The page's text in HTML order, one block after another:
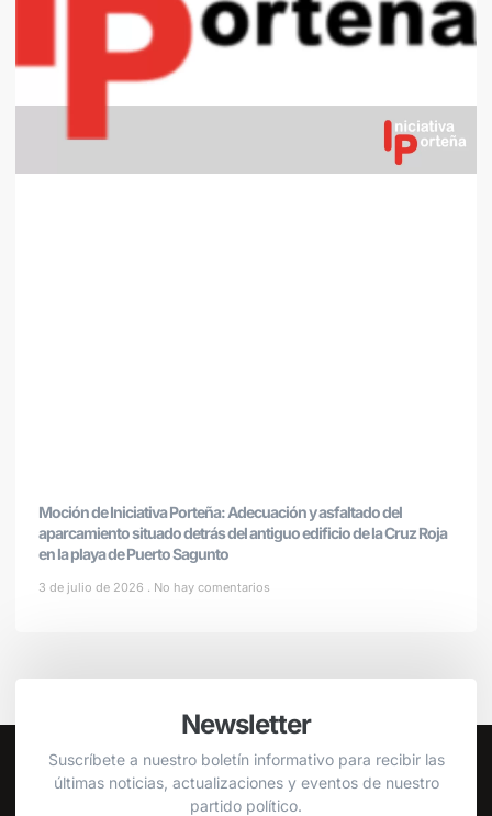
Moción de Iniciativa Porteña: Adecuación y asfaltado del
aparcamiento situado detrás del antiguo edificio de la Cruz Roja
en la playa de Puerto Sagunto
3 de julio de 2026 No hay comentarios
Newsletter
Suscríbete a nuestro boletín informativo para recibir las
últimas noticias, actualizaciones y eventos de nuestro
partido político.